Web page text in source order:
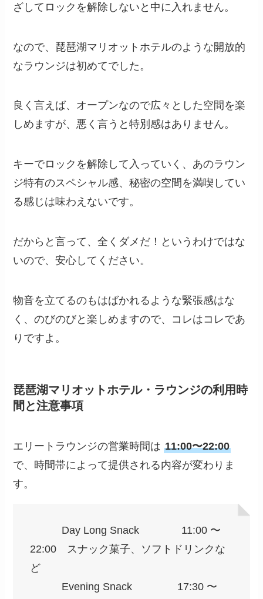
ざしてロックを解除しないと中に入れません。
なので、琵琶湖マリオットホテルのような開放的
なラウンジは初めてでした。
良く言えば、オープンなので広々とした空間を楽
しめますが、悪く言うと特別感はありません。
キーでロックを解除して入っていく、あのラウン
ジ特有のスペシャル感、秘密の空間を満喫してい
る感じは味わえないです。
だからと言って、全くダメだ！というわけではな
いので、安心してください。
物音を立てるのもはばかれるような緊張感はな
く、のびのびと楽しめますので、コレはコレであ
りですよ。
琵琶湖マリオットホテル・ラウンジの利用時
間と注意事項
エリートラウンジの営業時間は11:00〜22:00
で、時間帯によって提供される内容が変わりま
す。
Day Long Snack 11:00 〜
22:00 スナック菓子、ソフトドリンクな
ど
Evening Snack 17:30 〜